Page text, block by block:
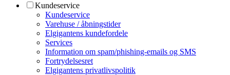
Kundeservice
Kundeservice
Varehuse / åbningstider
Elgigantens kundefordele
Services
Information om spam/phishing-emails og SMS
Fortrydelsesret
Elgigantens privatlivspolitik